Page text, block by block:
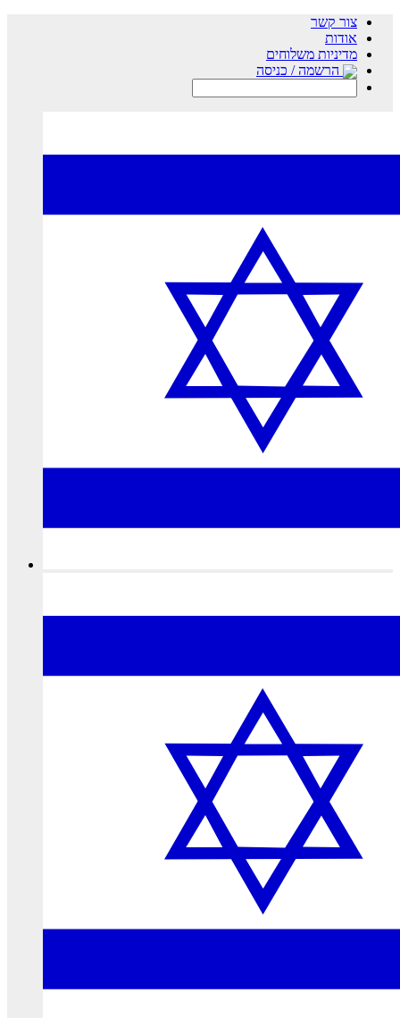
צור קשר
אודות
מדיניות משלוחים
הרשמה / כניסה